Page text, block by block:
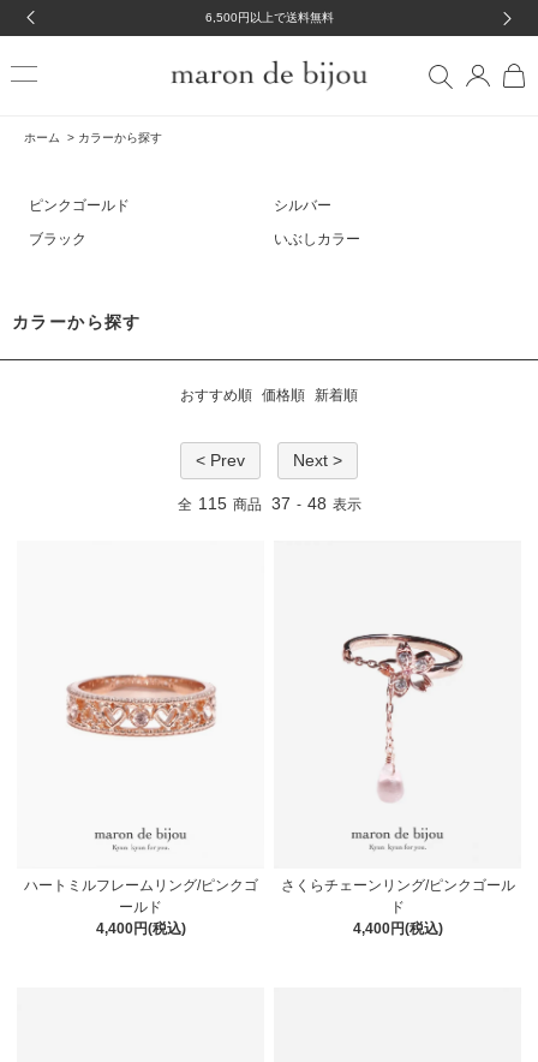
6,500円以上で送料無料
ホーム > カラーから探す
ピンクゴールド
シルバー
ブラック
いぶしカラー
カラーから探す
おすすめ順 価格順 新着順
< Prev Next >
全 115 商品 37 - 48 表示
ハートミルフレームリング/ピンクゴ
ールド
4,400円(税込)
さくらチェーンリング/ピンクゴール
ド
4,400円(税込)